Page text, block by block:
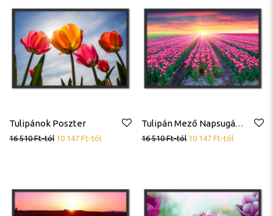
Tulipánok Poszter
16 510Ft-tól 10 147 Ft-tól
Tulipán Mező Napsugár Poszter
16 510Ft-tól 10 147 Ft-tól